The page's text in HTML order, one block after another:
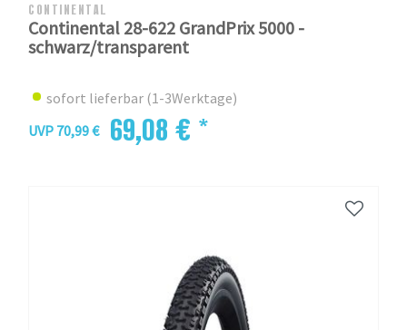
CONTINENTAL
Continental 28-622 GrandPrix 5000 -
schwarz/transparent
sofort lieferbar (1-3Werktage)
UVP 70,99 €
69,08 € *